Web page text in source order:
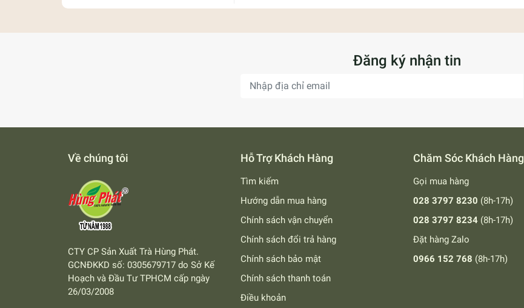
Đăng ký nhận tin
Về chúng tôi
CTY CP Sản Xuất Trà Hùng Phát.
GCNĐKKD số: 0305679717 do Sở Kế
Hoạch và Đầu Tư TPHCM cấp ngày
26/03/2008
Hỗ Trợ Khách Hàng
Tìm kiếm
Hướng dẫn mua hàng
Chính sách vận chuyển
Chính sách đổi trả hàng
Chính sách bảo mật
Chính sách thanh toán
Điều khoản
Chăm Sóc Khách Hàng
Gọi mua hàng
028 3797 8230 (8h-17h)
028 3797 8234 (8h-17h)
Đặt hàng Zalo
0966 152 768 (8h-17h)